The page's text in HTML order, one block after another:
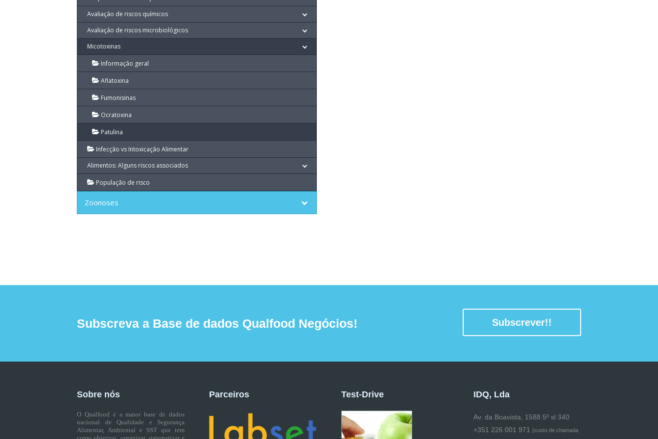
Avaliação de riscos químicos
Avaliação de riscos microbiológicos
Micotoxinas
Informação geral
Aflatoxina
Fumonisinas
Ocratoxina
Patulina
Infecção vs Intoxicação Alimentar
Alimentos: Alguns riscos associados
População de risco
Zoonoses
Subscreva a Base de dados Qualfood Negócios! Subscrever!!
Sobre nós
O Qualfood é a maior base de dados
nacional de Qualidade e Segurança
Alimentar, Ambiental e SST que tem
Parceiros Test-Drive IDQ, Lda
Av. da Boavista, 1588 5º sl 340
+351 226 001 971 (custo de chamada